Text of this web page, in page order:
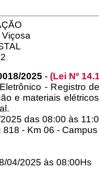
2025 - (Lei Nº
- Registro
e materiais
das 08:00 às
818 - Km 06 -
04/2025 às 08:00Hs